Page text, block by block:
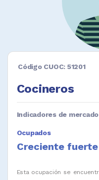
Código CUOC: 51201
Cocineros
Indicadores de
Ocupados
Creciente fuerte
Esta ocupación se